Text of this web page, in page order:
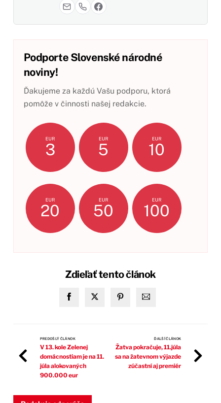
Podporte Slovenské národné
noviny!
Ďakujeme za každú Vašu podporu, ktorá
pomôže v činnosti našej redakcie.
EUR
3
EUR
5
EUR
10
EUR
20
EUR
50
EUR
100
Zdieľať tento článok
PREDOŠLÝ ČLÁNOK
V 13. kole Zelenej
domácnostiam je na 11.
júla alokovaných
900.000 eur
ĎALŠÍ ČLÁNOK
Žatva pokračuje, 11.júla
sa na žatevnom výjazde
zúčastní aj premiér